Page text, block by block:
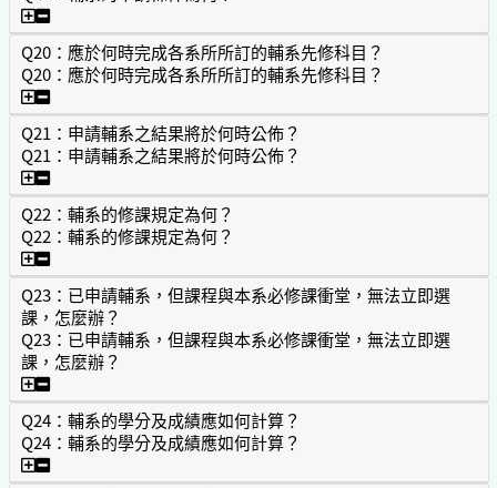
Q19：輔系的申請條件為何？
Q20：應於何時完成各系所所訂的輔系先修科目？
Q20：應於何時完成各系所所訂的輔系先修科目？
Q20：應於何時完成各系所所訂的輔系先修科目？
Q21：申請輔系之結果將於何時公佈？
Q21：申請輔系之結果將於何時公佈？
Q21：申請輔系之結果將於何時公佈？
Q22：輔系的修課規定為何？
Q22：輔系的修課規定為何？
Q22：輔系的修課規定為何？
Q23：已申請輔系，但課程與本系必修課衝堂，無法立即選
課，怎麼辦？
Q23：已申請輔系，但課程與本系必修課衝堂，無法立即選
課，怎麼辦？
Q23：已申請輔系，但課程與本系必修課衝堂，無法立即選
Q24：輔系的學分及成績應如何計算？
Q24：輔系的學分及成績應如何計算？
Q24：輔系的學分及成績應如何計算？